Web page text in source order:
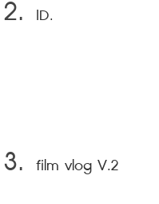
ID.
film vlog V.2